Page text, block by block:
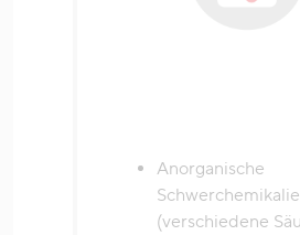
Anorganische
(verschiedene